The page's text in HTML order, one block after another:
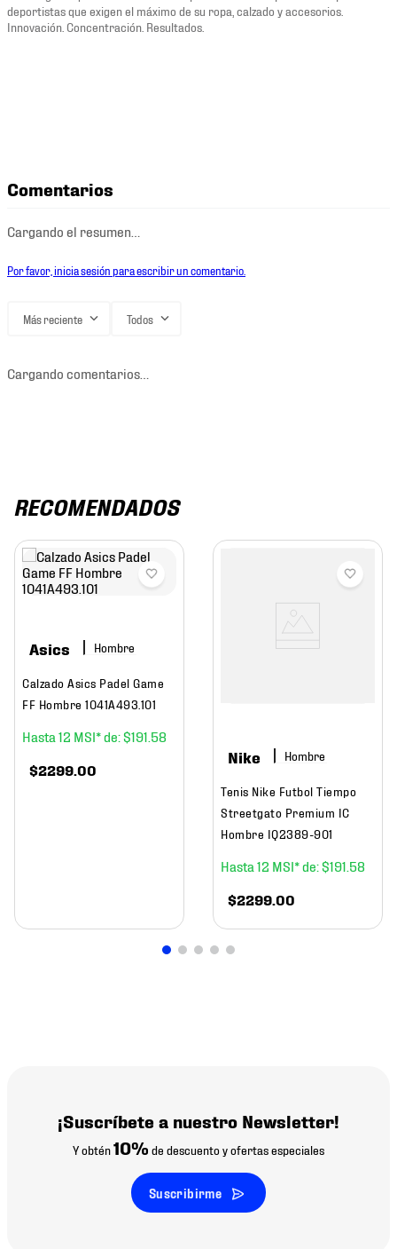
deportistas que exigen el máximo de su ropa, calzado y accesorios.
Innovación. Concentración. Resultados.
Comentarios
Cargando el resumen…
Por favor, inicia sesión para escribir un comentario.
Más reciente Todos
Cargando comentarios…
RECOMENDADOS
Asics Hombre
Calzado Asics Padel Game
FF Hombre 1041A493.101
12 $191 58
$2299.00
Nike Hombre
Tenis Nike Futbol Tiempo
Streetgato Premium IC
Hombre IQ2389-901
12 $191 58
$2299.00
¡Suscríbete a nuestro Newsletter!
Y obtén10% de descuento y ofertas especiales
Suscribirme